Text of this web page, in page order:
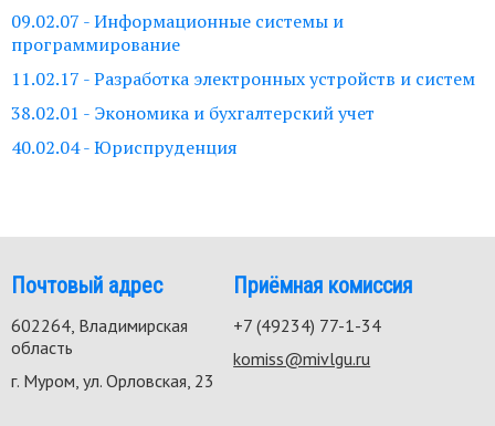
09.02.07 - Информационные системы и
программирование
11.02.17 - Разработка электронных устройств и систем
38.02.01 - Экономика и бухгалтерский учет
40.02.04 - Юриспруденция
Почтовый адрес
602264, Владимирская
область
г. Муром, ул. Орловская, 23
Приёмная комиссия
+7 (49234) 77-1-34
komiss@mivlgu.ru